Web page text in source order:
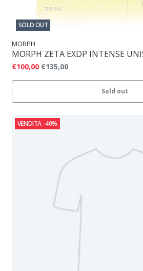
SOLD OUT
MORPH
MORPH ZETA EXDP INTENSE
€100,00 €135,00
Sold out
VENDITA -40%